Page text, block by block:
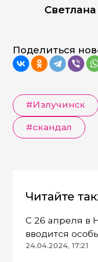
Поделиться
#Излучинск
#скандал
Читайте
С 26 апреля в
вводится
режим
24.04.2024, 17:21